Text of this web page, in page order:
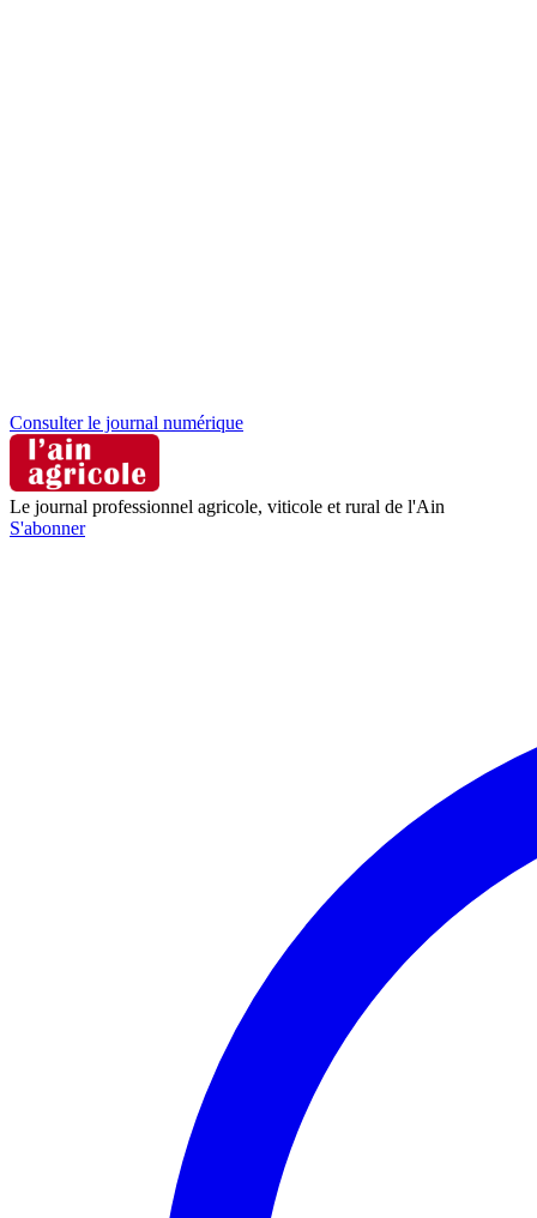
Consulter le journal numérique
Le journal professionnel agricole, viticole et rural de l'Ain
S'abonner